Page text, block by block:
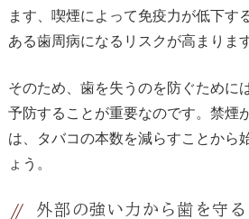
ます、喫煙によって免疫力が低下す
ある歯周病になるリスクが高まります
そのため、歯を失うのを防ぐために
予防することが重要なのです。禁煙
は、タバコの本数を減らすことから
ょう。
外部の強い力から歯を守る